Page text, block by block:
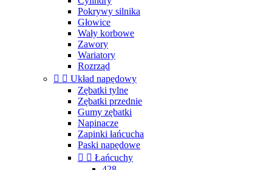
Pokrywy silnika
Głowice
Wały korbowe
Zawory
Wariatory
Rozrząd
  Układ napędowy
Zębatki tylne
Zębatki przednie
Gumy zębatki
Napinacze
Zapinki łańcucha
Paski napędowe
  Łańcuchy